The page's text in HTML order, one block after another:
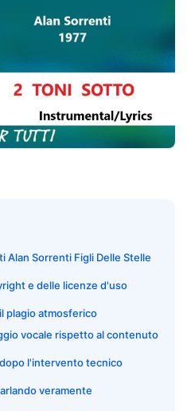
Alan Sorrenti Figli Delle Stelle
e delle licenze d'uso
plagio atmosferico
vocale rispetto al contenuto
l'intervento tecnico
veramente